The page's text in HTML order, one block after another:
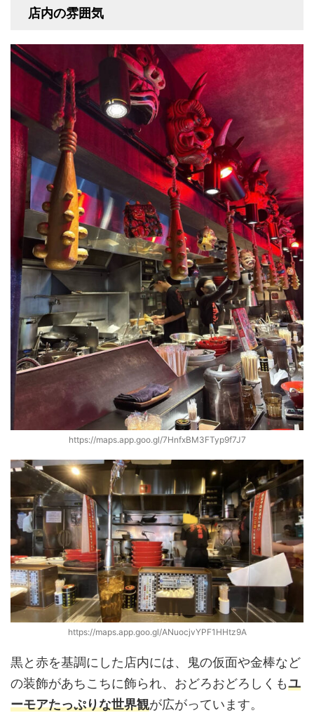
店内の雰囲気
https://maps.app.goo.gl/7HnfxBM3FTyp9f7J7
https://maps.app.goo.gl/ANuocjvYPF1HHtz9A
黒と赤を基調にした店内には、鬼の仮面や金棒など
の装飾があちこちに飾られ、おどろおどろしくもユ
ーモアたっぷりな世界観が広がっています。